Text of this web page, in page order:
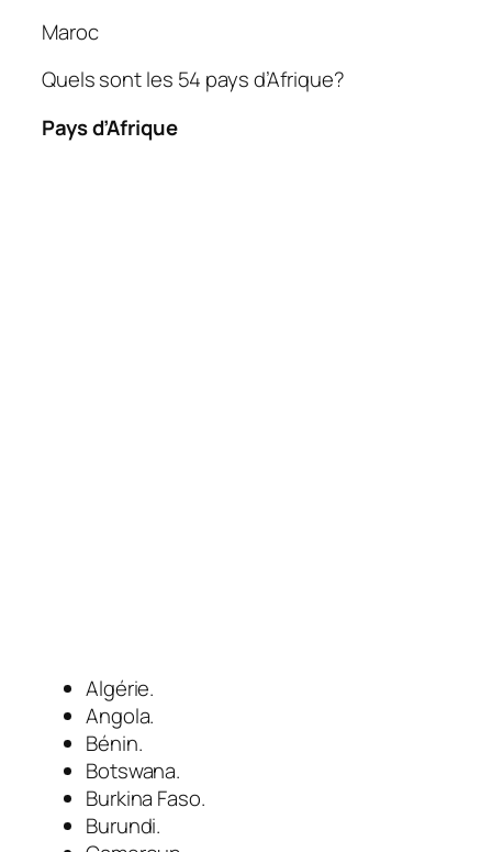
Maroc
Quels sont les 54 pays d’Afrique?
Pays d’Afrique
Algérie.
Angola.
Bénin.
Botswana.
Burkina Faso.
Burundi.